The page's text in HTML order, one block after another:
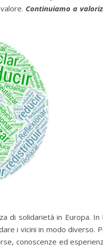
Continuiamo a
di solidarietà in Europa.
i vicini in modo
conoscenze ed